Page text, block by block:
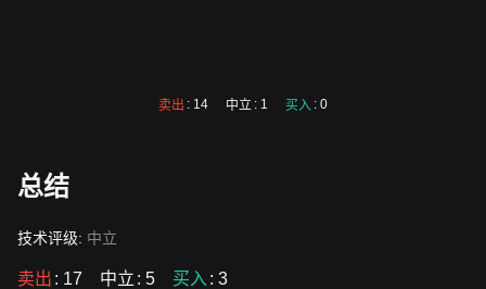
卖出 : 14 中立 : 1 买入 : 0
总结
技术评级: 中立
卖出 : 17 中立 : 5 买入 : 3